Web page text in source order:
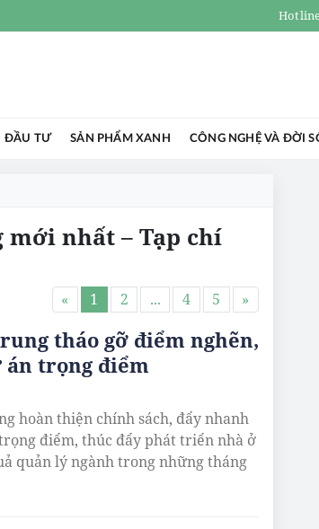
ĐẦU TƯ SẢN PHẨM XANH CÔNG NGHỆ VÀ ĐỜI
mới nhất – Tạp chí
« 1 2 ... 4 5 »
tháo gỡ điểm nghẽn,
án trọng điểm
hoàn thiện chính sách, đẩy nhanh
điểm, thúc đẩy phát triển nhà ở
quản lý ngành trong những tháng